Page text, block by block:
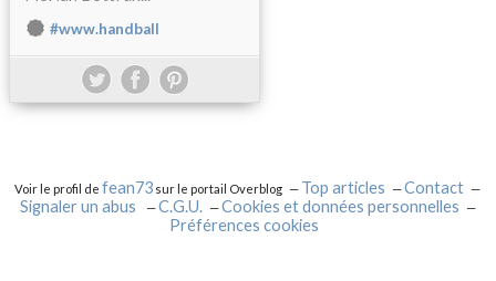
#www.handball
Voir le profil defean73 sur le portail Overblog Top articles
Contact
Signaler un abus
C.G.U.
Cookies et données personnelles
Préférences cookies